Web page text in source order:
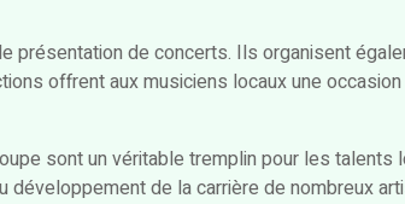
présentation de concerts. Ils organisent
offrent aux musiciens locaux une
sont un véritable tremplin pour les talents
développement de la carrière de nombreux